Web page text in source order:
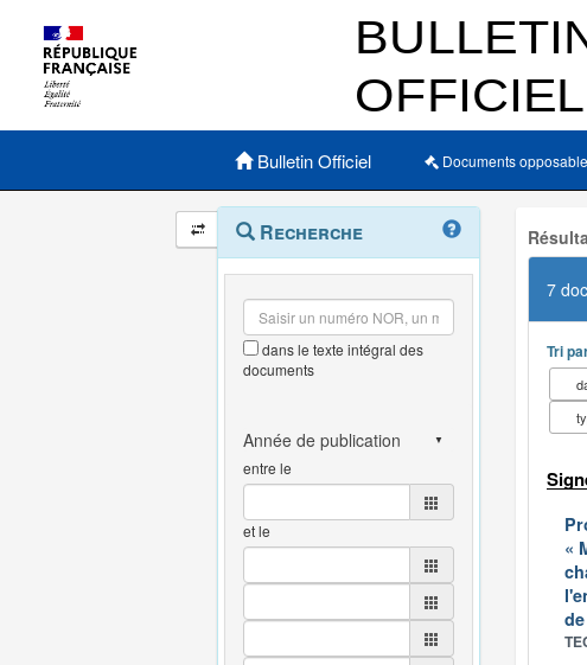
Menu principal
Bulletin Officiel Documents
Navigation
et
outils
annexes
Menu
contextuel
Recherche
dans le texte intégral des
documents
entre le
et le
7
Tri
«